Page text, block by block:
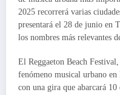
2025 recorrerá varias
presentará el 28 de junio en
los nombres más relevantes
El Reggaeton Beach
fenómeno musical urbano
con una gira que abarcará